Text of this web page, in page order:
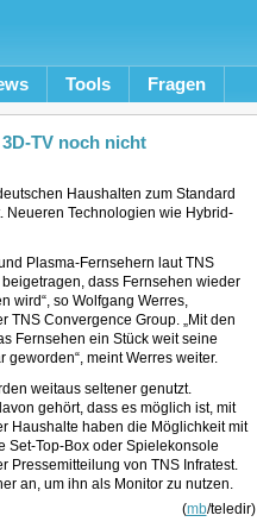
Tools Fragen
TV noch nicht
Haushalten zum Standard
Neueren Technologien wie Hybrid-
Plasma-Fernsehern laut TNS
dass Fernsehen wieder
wird“, so Wolfgang Werres,
TNS Convergence Group. „Mit den
Fernsehen ein Stück weit seine
geworden“, meint Werres weiter.
weitaus seltener genutzt.
gehört, dass es möglich ist, mit
Haushalte haben die Möglichkeit mit
Set-Top-Box oder Spielekonsole
Pressemitteilung von TNS Infratest.
an, um ihn als Monitor zu nutzen.
(mb/teledir)